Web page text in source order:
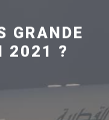
GRANDE
2021 ?